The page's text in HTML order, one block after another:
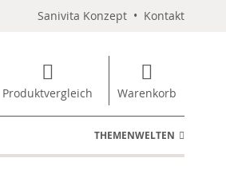
Sanivita Konzept • Kontakt
Produktvergleich Warenkorb
THEMENWELTEN